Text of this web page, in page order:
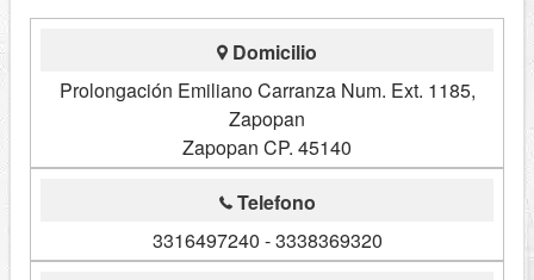
Domicilio
Prolongación Emiliano Carranza Num. Ext. 1185,
Zapopan
Zapopan CP. 45140
Telefono
3316497240 - 3338369320